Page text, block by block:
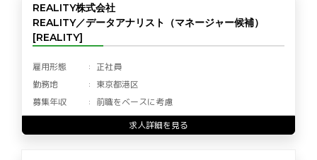
REALITY株式会社
REALITY／データアナリスト（マネージャー候補）
[REALITY]
雇用形態
正社員
勤務地
東京都港区
募集年収
前職をベースに考慮
求人詳細を見る